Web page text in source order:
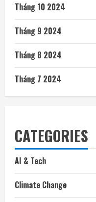
Tháng 10 2024
Tháng 9 2024
Tháng 8 2024
Tháng 7 2024
CATEGORIES
AI & Tech
Climate Change